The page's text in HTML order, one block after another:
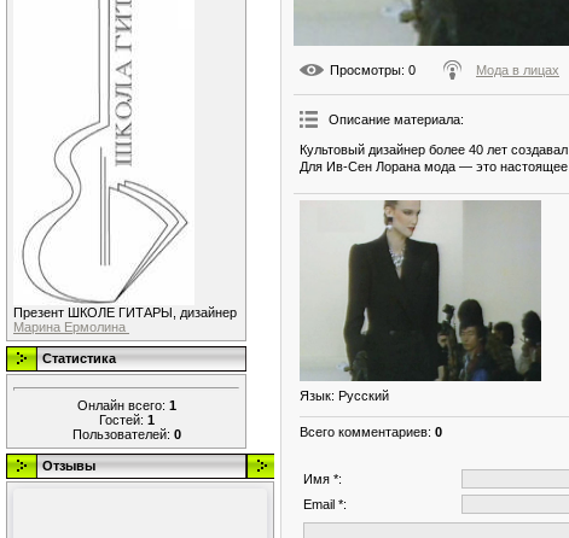
Презент ШКОЛЕ ГИТАРЫ, дизайнер
Марина Ермолина
Статистика
Онлайн всего: 1
Гостей: 1
Пользователей: 0
Отзывы
Просмотры: 0 Мода в лицах
Описание материала:
Культовый дизайнер более 40 лет
Для Ив-Сен Лорана мода — это настоящее
Язык: Русский
Всего комментариев: 0
Имя *:
Email *: